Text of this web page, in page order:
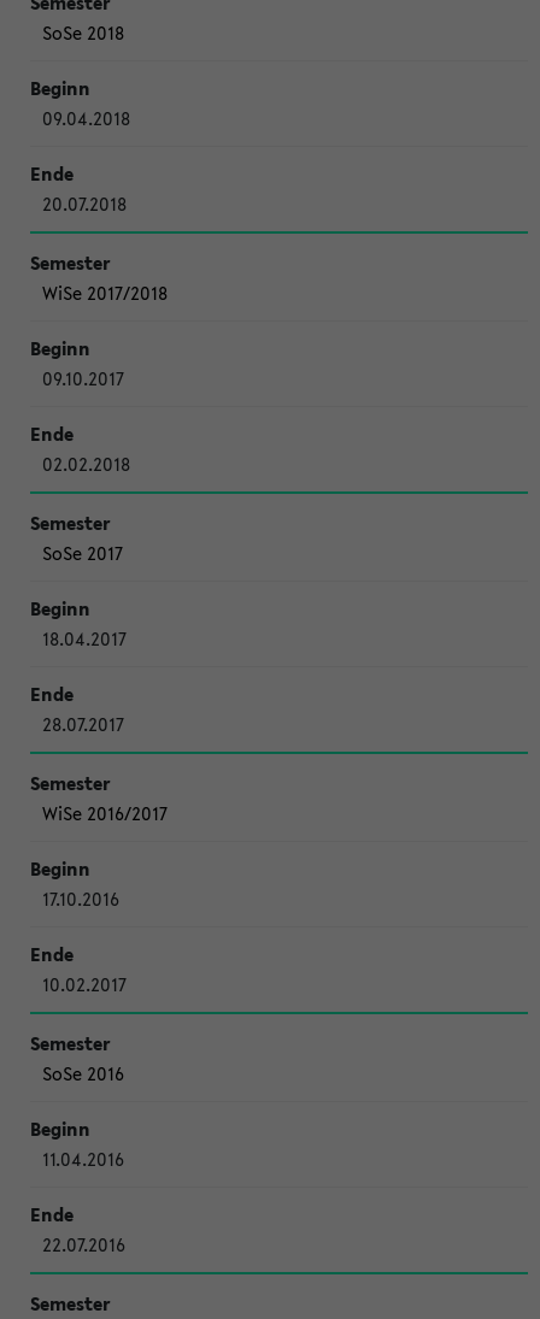
SoSe 2018
09.04.2018
20.07.2018
WiSe 2017/2018
09.10.2017
02.02.2018
SoSe 2017
18.04.2017
28.07.2017
WiSe 2016/2017
17.10.2016
10.02.2017
SoSe 2016
11.04.2016
22.07.2016